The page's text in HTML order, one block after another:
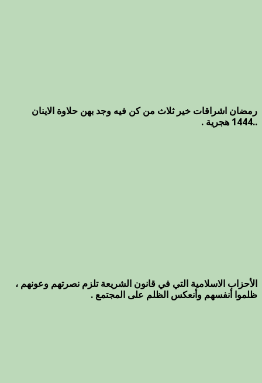
رمضان اشراقات خير ثلاث من كن فيه وجد بهن حلاوة الاينان
..1444 هجرية .
الأحزاب الاسلامية التي في قانون الشريعة تلزم نصرتهم وعونهم ،
ظلموا أنفسهم وأنعكس الظلم على المجتمع .